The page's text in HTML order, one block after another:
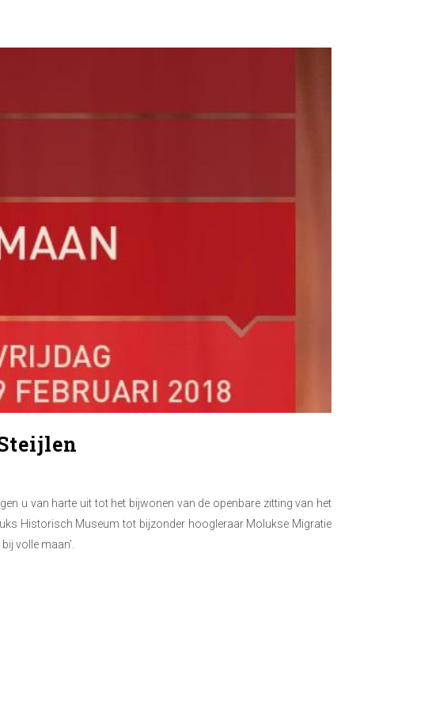
u van harte uit tot het bijwonen van de openbare zitting van het
Historisch Museum tot bijzonder hoogleraar Molukse Migratie
volle maan’.